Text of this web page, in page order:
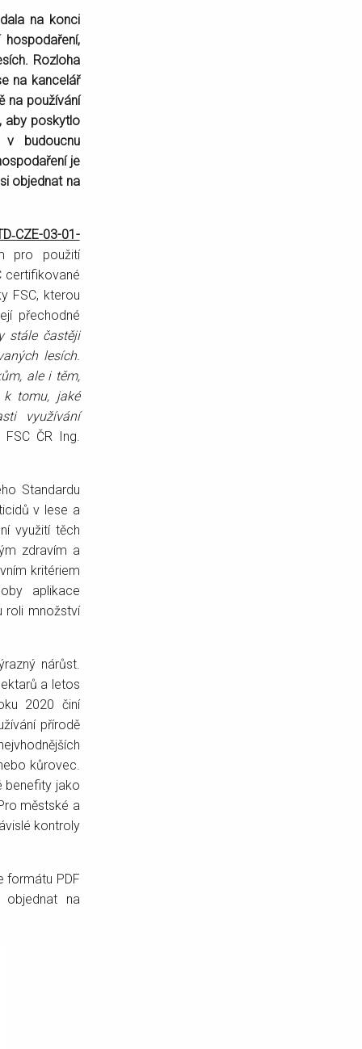
na konci
Rozloha
na kancelář
na používání
aby poskytlo
budoucnu
je
objednat na
03-01-
pro použití
certifikované
FSC, kterou
přechodné
stále častěji
lesích.
ale i těm,
k tomu, jaké
využívání
ČR Ing.
Standardu
v lese a
využití těch
zdravím a
kritériem
aplikace
roli množství
nárůst.
a letos
2020 činí
přírodě
kůrovec.
benefity jako
městské a
kontroly
formátu PDF
na